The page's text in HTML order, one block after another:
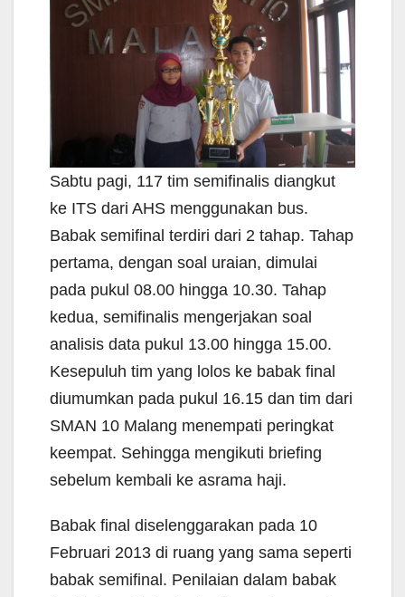
Sabtu pagi, 117 tim semifinalis diangkut
ke ITS dari AHS menggunakan bus.
Babak semifinal terdiri dari 2 tahap. Tahap
pertama, dengan soal uraian, dimulai
pada pukul 08.00 hingga 10.30. Tahap
kedua, semifinalis mengerjakan soal
analisis data pukul 13.00 hingga 15.00.
Kesepuluh tim yang lolos ke babak final
diumumkan pada pukul 16.15 dan tim dari
SMAN 10 Malang menempati peringkat
keempat. Sehingga mengikuti briefing
sebelum kembali ke asrama haji.
Babak final diselenggarakan pada 10
Februari 2013 di ruang yang sama seperti
babak semifinal. Penilaian dalam babak